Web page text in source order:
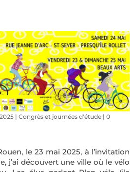
| Congrès et journées d'étude| 0
le 23 mai 2025, à l’invitation
j’ai découvert une ville où le vélo